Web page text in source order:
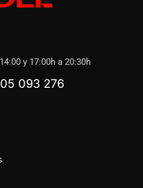
y 17:00h a 20:30h
093 276